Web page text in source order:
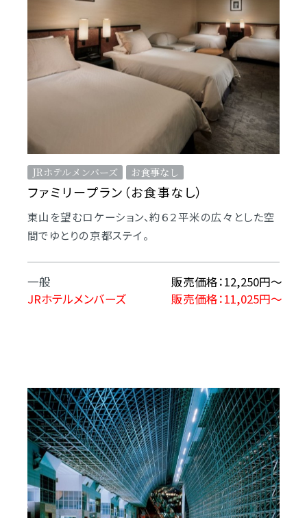
ファミリープラン（お食事なし）
JRホテルメンバーズ お食事なし
東山を望むロケーション、約６２平米の広々とした空
間でゆとりの京都ステイ。
一般
販売価格：12,250円～
JRホテルメンバーズ
販売価格：11,025円～